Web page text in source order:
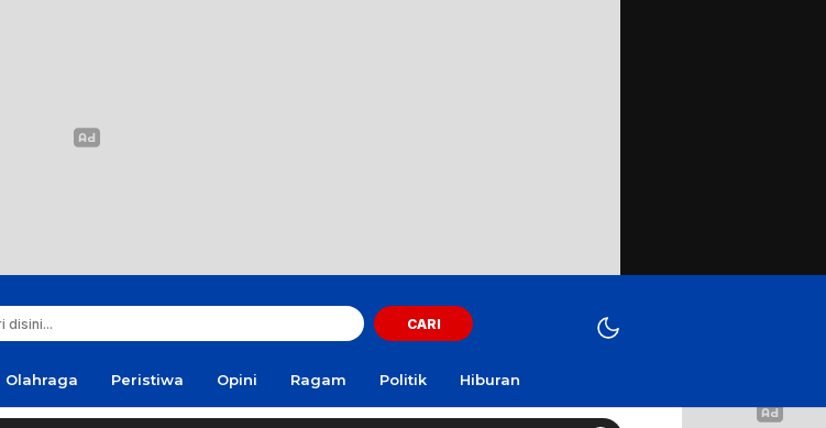
CARI
Olahraga Peristiwa Opini Ragam Politik Hiburan